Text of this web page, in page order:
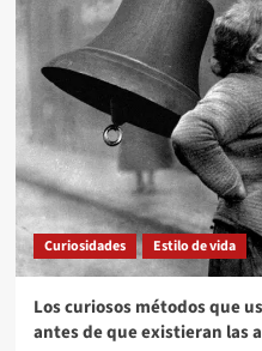
Curiosidades Estilo de vida
Los curiosos métodos que
antes de que existieran las